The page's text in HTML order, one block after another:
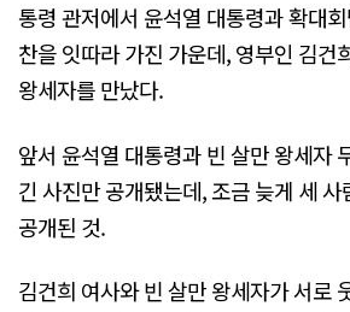
통령 관저에서 윤석열 대통령과 확대회
찬을 잇따라 가진 가운데, 영부인 김건
왕세자를 만났다.
앞서 윤석열 대통령과 빈 살만 왕세자
긴 사진만 공개됐는데, 조금 늦게 세
공개된 것.
김건희 여사와 빈 살만 왕세자가 서로